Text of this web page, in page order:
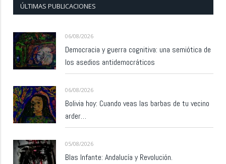
ÚLTIMAS PUBLICACIONES
06/08/2026
Democracia y guerra cognitiva: una semiótica de
los asedios antidemocráticos
06/08/2026
Bolivia hoy: Cuando veas las barbas de tu vecino
arder…
05/08/2026
Blas Infante: Andalucía y Revolución.